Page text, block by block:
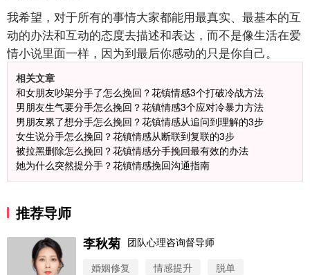
我希望，对于所有的事情大家都能用最真实、最基本的互
动的办法和互动的态度去描述和表达，而不是像生活在爱
情小说里面一样，因为到最后你感动的只是你自己。
相关文章
和女朋友吵架分手了怎么挽回？花镇情感3个打破冷战方法
男朋友生气要分手怎么挽回？花镇情感3个应对冷暴力方法
男朋友累了想分手怎么挽回？花镇情感从追问到理解的3步
女生说分手怎么挽回？花镇情感从断联到复联的3步
被拉黑删除怎么挽回？花镇情感分手挽回最有效的办法
她为什么突然提分手？花镇情感挽回沟通指南
推荐导师
李秋菊 团队心理咨询督导师
婚姻修复
情感提升 脱单